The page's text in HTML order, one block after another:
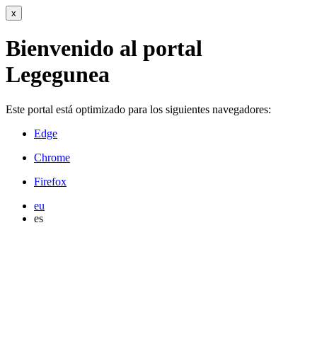
x
Bienvenido al portal
Legegunea
Este portal está optimizado para los siguientes navegadores:
Edge
Chrome
Firefox
eu
es